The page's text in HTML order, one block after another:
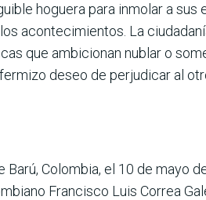
hoguera para inmolar a sus
acontecimientos. La
que ambicionan nublar o
deseo de perjudicar al
Colombia, el 10 de mayo
Francisco Luis Correa